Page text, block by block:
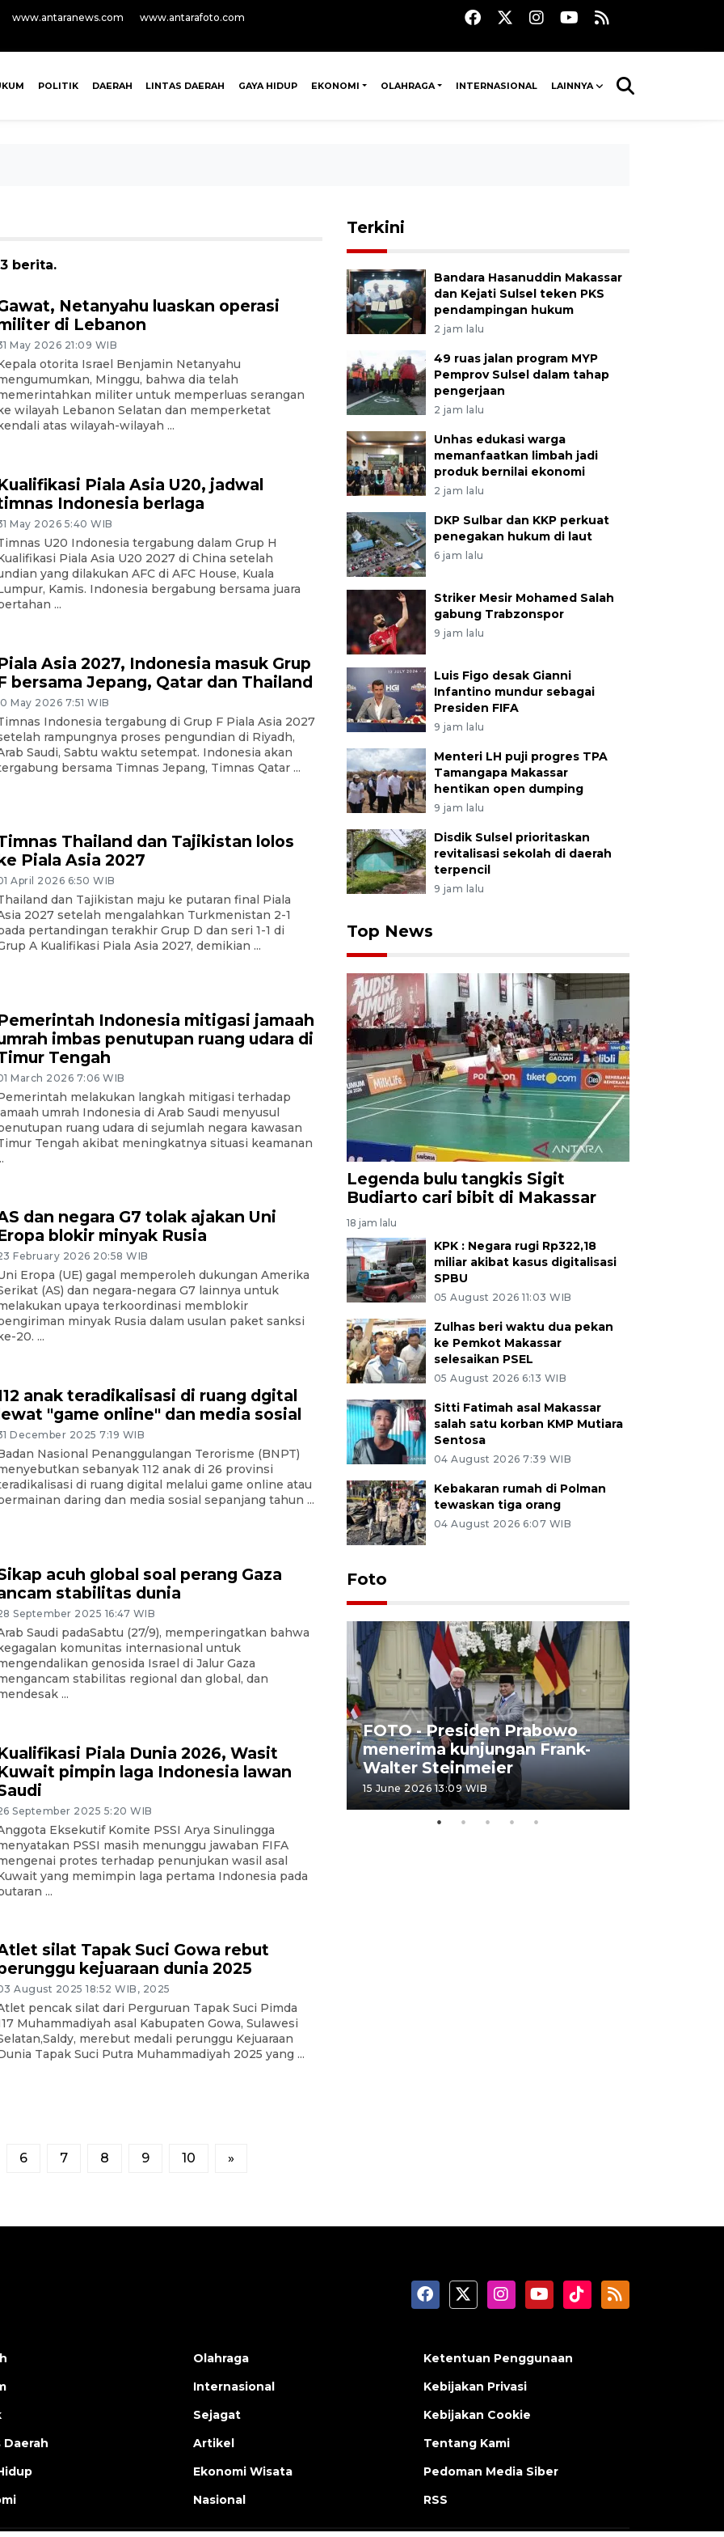
www.antaranews.com www.antarafoto.com
POLITIK DAERAH LINTAS DAERAH GAYA HIDUP EKONOMI OLAHRAGA INTERNASIONAL LAINNYA
berita.
Netanyahu luaskan operasi
di Lebanon
May 2026 21:09 WIB
otorita Israel Benjamin Netanyahu
Minggu, bahwa dia telah
militer untuk memperluas serangan
wilayah Lebanon Selatan dan memperketat
atas wilayah-wilayah ...
Piala Asia U20, jadwal
Indonesia berlaga
May 2026 5:40 WIB
U20 Indonesia tergabung dalam Grup H
Piala Asia U20 2027 di China setelah
yang dilakukan AFC di AFC House, Kuala
Kamis. Indonesia bergabung bersama juara
...
Asia 2027, Indonesia masuk Grup
bersama Jepang, Qatar dan Thailand
May 2026 7:51 WIB
Indonesia tergabung di Grup F Piala Asia 2027
rampungnya proses pengundian di Riyadh,
Saudi, Sabtu waktu setempat. Indonesia akan
bersama Timnas Jepang, Timnas Qatar ...
Thailand dan Tajikistan lolos
Piala Asia 2027
April 2026 6:50 WIB
dan Tajikistan maju ke putaran final Piala
2027 setelah mengalahkan Turkmenistan 2-1
pertandingan terakhir Grup D dan seri 1-1 di
A Kualifikasi Piala Asia 2027, demikian ...
Indonesia mitigasi jamaah
imbas penutupan ruang udara di
Tengah
March 2026 7:06 WIB
melakukan langkah mitigasi terhadap
umrah Indonesia di Arab Saudi menyusul
ruang udara di sejumlah negara kawasan
Tengah akibat meningkatnya situasi keamanan
dan negara G7 tolak ajakan Uni
blokir minyak Rusia
February 2026 20:58 WIB
Eropa (UE) gagal memperoleh dukungan Amerika
(AS) dan negara-negara G7 lainnya untuk
upaya terkoordinasi memblokir
minyak Rusia dalam usulan paket sanksi
20. ...
anak teradikalisasi di ruang dgital
"game online" dan media sosial
December 2025 7:19 WIB
Nasional Penanggulangan Terorisme (BNPT)
sebanyak 112 anak di 26 provinsi
di ruang digital melalui game online atau
daring dan media sosial sepanjang tahun ...
acuh global soal perang Gaza
stabilitas dunia
September 2025 16:47 WIB
Saudi padaSabtu (27/9), memperingatkan bahwa
komunitas internasional untuk
genosida Israel di Jalur Gaza
stabilitas regional dan global, dan
...
Piala Dunia 2026, Wasit
pimpin laga Indonesia lawan
September 2025 5:20 WIB
Eksekutif Komite PSSI Arya Sinulingga
PSSI masih menunggu jawaban FIFA
protes terhadap penunjukan wasil asal
yang memimpin laga pertama Indonesia pada
...
silat Tapak Suci Gowa rebut
kejuaraan dunia 2025
August 2025 18:52 WIB, 2025
pencak silat dari Perguruan Tapak Suci Pimda
Muhammadiyah asal Kabupaten Gowa, Sulawesi
merebut medali perunggu Kejuaraan
Tapak Suci Putra Muhammadiyah 2025 yang ...
6 7 8 9 10 »
Terkini
Bandara Hasanuddin Makassar
dan Kejati Sulsel teken PKS
pendampingan hukum
2 jam lalu
49 ruas jalan program MYP
Pemprov Sulsel dalam tahap
pengerjaan
2 jam lalu
Unhas edukasi warga
memanfaatkan limbah jadi
produk bernilai ekonomi
2 jam lalu
DKP Sulbar dan KKP perkuat
penegakan hukum di laut
6 jam lalu
Striker Mesir Mohamed Salah
gabung Trabzonspor
9 jam lalu
Luis Figo desak Gianni
Infantino mundur sebagai
Presiden FIFA
9 jam lalu
Menteri LH puji progres TPA
Tamangapa Makassar
hentikan open dumping
9 jam lalu
Disdik Sulsel prioritaskan
revitalisasi sekolah di daerah
terpencil
9 jam lalu
Top News
Legenda bulu tangkis Sigit
Budiarto cari bibit di Makassar
18 jam lalu
KPK : Negara rugi Rp322,18
miliar akibat kasus digitalisasi
SPBU
05 August 2026 11:03 WIB
Zulhas beri waktu dua pekan
ke Pemkot Makassar
selesaikan PSEL
05 August 2026 6:13 WIB
Sitti Fatimah asal Makassar
salah satu korban KMP Mutiara
Sentosa
04 August 2026 7:39 WIB
Kebakaran rumah di Polman
tewaskan tiga orang
04 August 2026 6:07 WIB
Foto
HUT ke-80 Raja Keraton
Yogyakarta
FOTO - Presiden Prabowo
menerima kunjungan Frank-
Walter Steinmeier
15 June 2026 13:09 WIB
Olahraga
Internasional
Sejagat
Artikel
Ekonomi Wisata
Nasional
Ketentuan Penggunaan
Kebijakan Privasi
Kebijakan Cookie
Tentang Kami
Pedoman Media Siber
RSS